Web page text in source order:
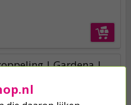
| Gardena |